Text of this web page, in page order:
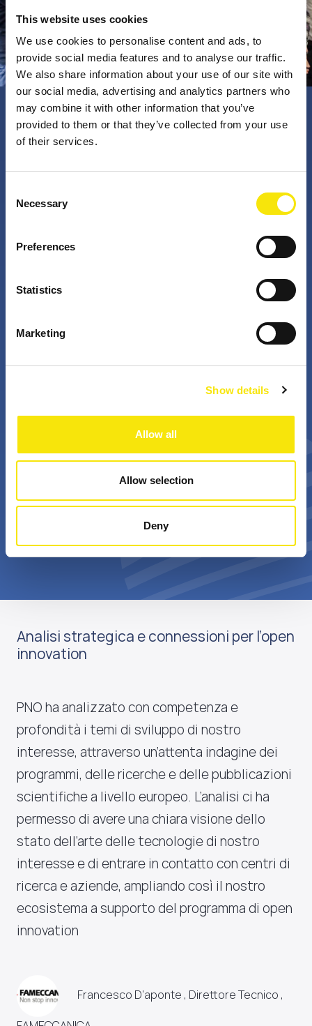
This website uses cookies
We use cookies to personalise content and ads, to
provide social media features and to analyse our traffic.
We also share information about your use of our site with
our social media, advertising and analytics partners who
may combine it with other information that you’ve
provided to them or that they’ve collected from your use
of their services.
Selection
Necessary
Preferences
Statistics
Marketing
Show details
Allow all
Allow selection
Deny
PNO Innovation
impatto concreto. Insieme a te, i nostri professionisti
appassionati sfidano lo status quo. Perché è questo
soluzioni migliori per risolvere i problemi. Il mondo di
+
+
professionals
Bn €
value
Scopri di più su di noi
Analisi strategica e connessioni per l’open
innovation
PNO ha analizzato con competenza e
profondità i temi di sviluppo di nostro
interesse, attraverso un’attenta indagine dei
programmi, delle ricerche e delle pubblicazioni
scientifiche a livello europeo. L’analisi ci ha
permesso di avere una chiara visione dello
stato dell’arte delle tecnologie di nostro
interesse e di entrare in contatto con centri di
ricerca e aziende, ampliando così il nostro
ecosistema a supporto del programma di open
innovation
Francesco D’aponte , Direttore Tecnico ,